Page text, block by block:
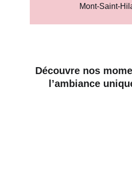
Mont-Saint-
Découvre nos
l’ambiance